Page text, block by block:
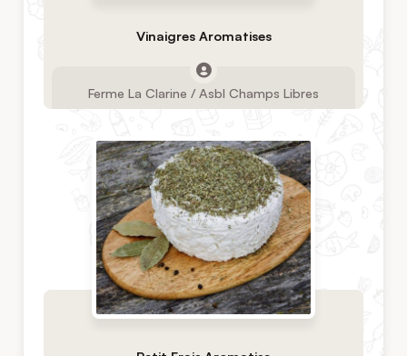
Vinaigres Aromatises
Ferme La Clarine / Asbl Champs Libres